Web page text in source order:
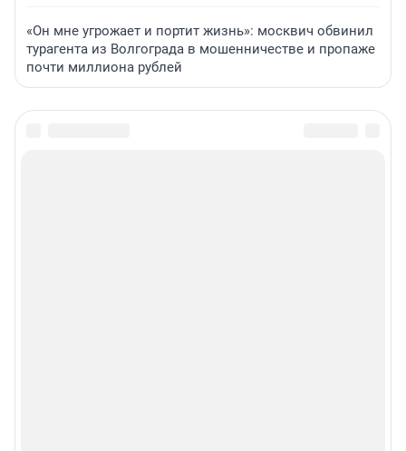
«Он мне угрожает и портит жизнь»: москвич обвинил
турагента из Волгограда в мошенничестве и пропаже
почти миллиона рублей